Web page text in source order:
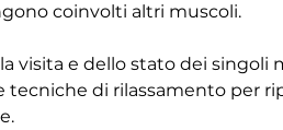
coinvolti altri muscoli.
visita e dello stato dei singoli
tecniche di rilassamento per